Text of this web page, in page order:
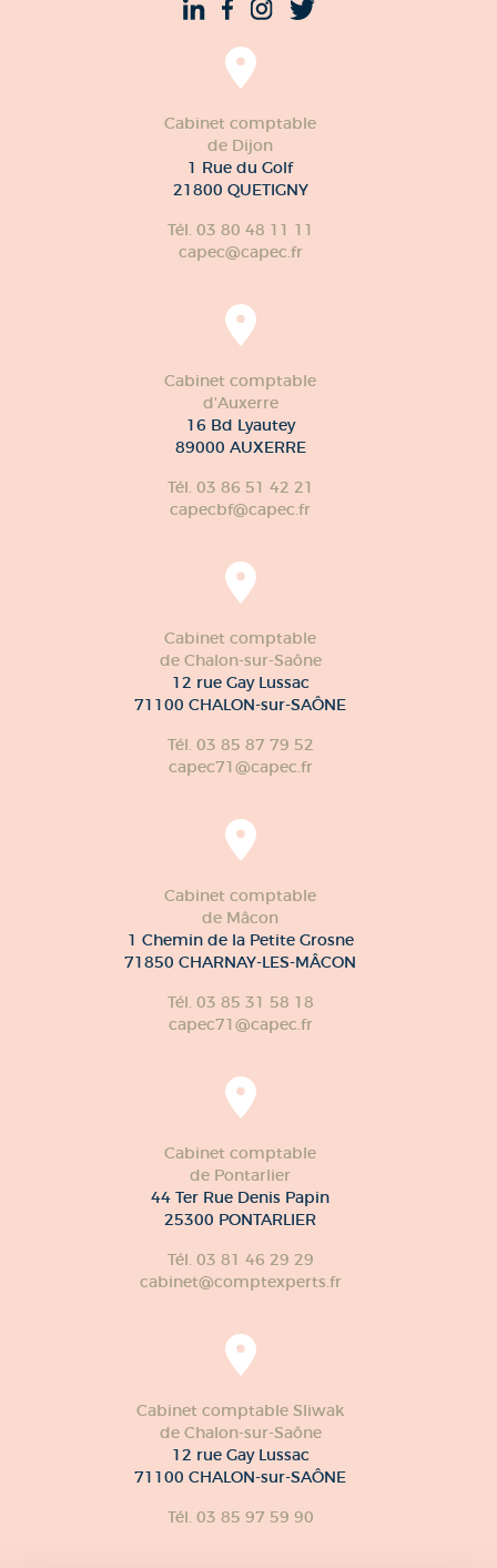
Cabinet comptable
de Dijon
1 Rue du Golf
21800 QUETIGNY
Tél. 03 80 48 11 11
capec@capec.fr
Cabinet comptable
d'Auxerre
16 Bd Lyautey
89000 AUXERRE
Tél. 03 86 51 42 21
capecbf@capec.fr
Cabinet comptable
de Chalon-sur-Saône
12 rue Gay Lussac
71100 CHALON-sur-SAÔNE
Tél. 03 85 87 79 52
capec71@capec.fr
Cabinet comptable
de Mâcon
1 Chemin de la Petite Grosne
71850 CHARNAY-LES-MÂCON
Tél. 03 85 31 58 18
capec71@capec.fr
Cabinet comptable
de Pontarlier
44 Ter Rue Denis Papin
25300 PONTARLIER
Tél. 03 81 46 29 29
cabinet@comptexperts.fr
Cabinet comptable Sliwak
de Chalon-sur-Saône
12 rue Gay Lussac
71100 CHALON-sur-SAÔNE
Tél. 03 85 97 59 90